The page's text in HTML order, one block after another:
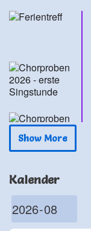
Show More
Kalender